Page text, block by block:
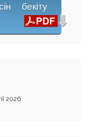
бекіту
2026